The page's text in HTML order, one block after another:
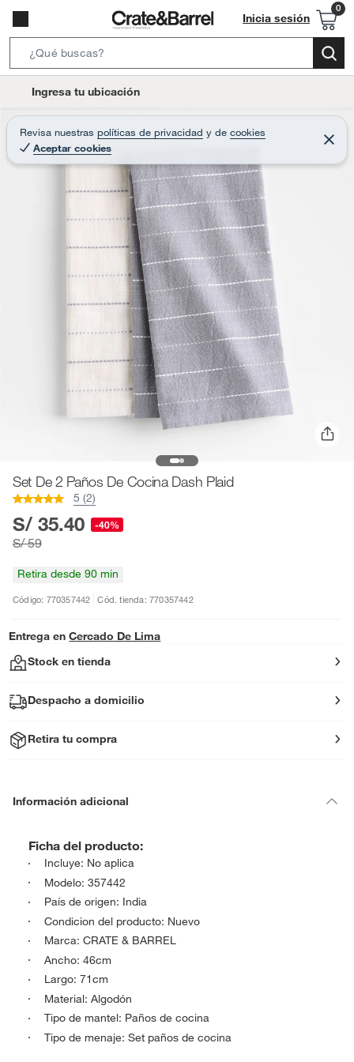
Inicia sesión
e
r
c
B
a
r
t
Ingresa tu ubicación
Revisa nuestras políticas de privacidad y de cookies
Aceptar cookies
C
e
r
Set De 2 Paños De Cocina Dash Plaid
5 (2)
S/ 35.40 -40%
S/ 59
Retira desde 90 min
Código: 770357442 Cód. tienda: 770357442
Entrega en Cercado De Lima
Stock en tienda
Despacho a domicilio
Retira tu compra
Información adicional
Ficha del producto:
Incluye: No aplica
Modelo: 357442
País de origen: India
Condicion del producto: Nuevo
Marca: CRATE & BARREL
Ancho: 46cm
Largo: 71cm
Material: Algodón
Tipo de mantel: Paños de cocina
Tipo de menaje: Set paños de cocina